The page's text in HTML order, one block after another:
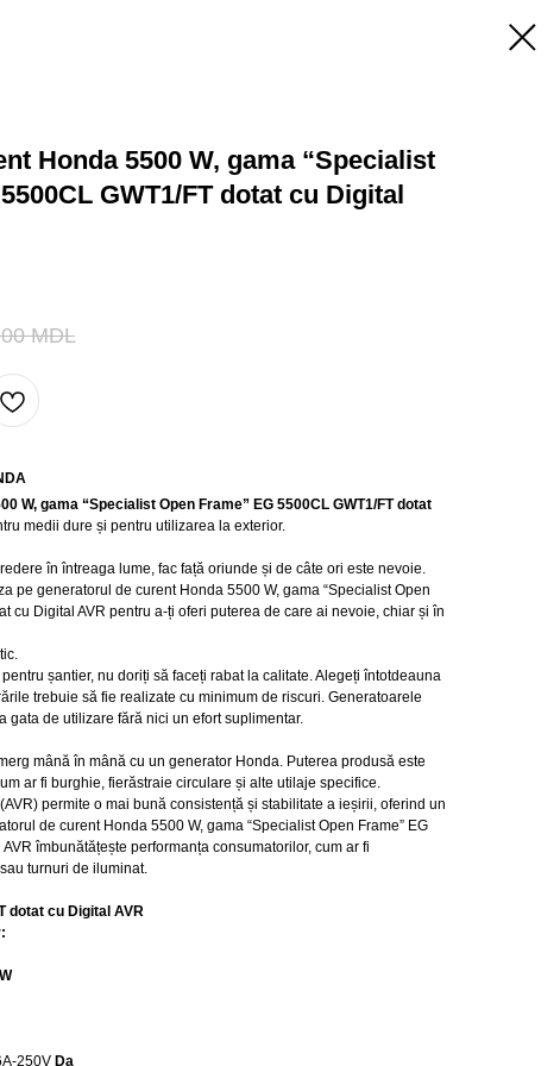
Honda 5500 W, gama “Specialist
GWT1/FT dotat cu Digital
MDL
W, gama “Specialist Open Frame” EG 5500CL GWT1/FT dotat
medii dure și pentru utilizarea la exterior.
în întreaga lume, fac față oriunde și de câte ori este nevoie.
pe generatorul de curent Honda 5500 W, gama “Specialist Open
cu Digital AVR pentru a-ți oferi puterea de care ai nevoie, chiar și în
șantier, nu doriți să faceți rabat la calitate. Alegeți întotdeauna
trebuie să fie realizate cu minimum de riscuri. Generatoarele
gata de utilizare fără nici un efort suplimentar.
mână în mână cu un generator Honda. Puterea produsă este
ar fi burghie, fierăstraie circulare și alte utilaje specifice.
permite o mai bună consistență și stabilitate a ieșirii, oferind un
de curent Honda 5500 W, gama “Specialist Open Frame” EG
îmbunătățește performanța consumatorilor, cum ar fi
turnuri de iluminat.
dotat cu Digital AVR
250V Da